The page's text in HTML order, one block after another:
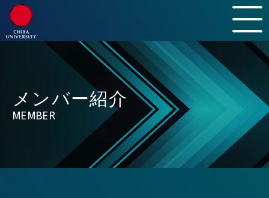
HOME
INTRODUCTION
LABORATORY
CURRICULUM & POLICY
MEMBER
CAMPUS LIFE
メンバー紹介
MEMBER